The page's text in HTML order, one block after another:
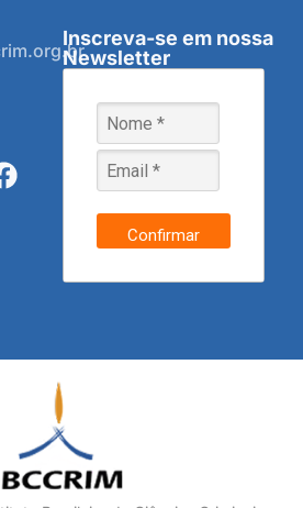
Inscreva-se em nossa
Newsletter
Confirmar